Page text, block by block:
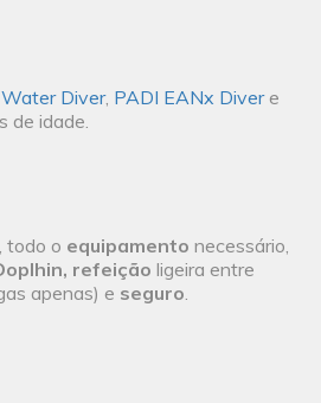
Diver, PADI EANx Divere
de idade.
, todo o equipamento necessário,
refeição ligeira entre
apenas) e seguro.